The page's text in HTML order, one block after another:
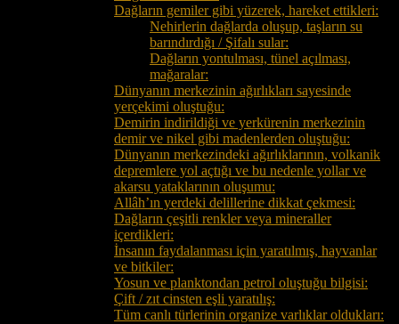
Dağların gemiler gibi yüzerek, hareket ettikleri:
Nehirlerin dağlarda oluşup, taşların su
barındırdığı / Şifalı sular:
Dağların yontulması, tünel açılması,
mağaralar:
Dünyanın merkezinin ağırlıkları sayesinde
yerçekimi oluştuğu:
Demirin indirildiği ve yerkürenin merkezinin
demir ve nikel gibi madenlerden oluştuğu:
Dünyanın merkezindeki ağırlıklarının, volkanik
depremlere yol açtığı ve bu nedenle yollar ve
akarsu yataklarının oluşumu:
Allâh’ın yerdeki delillerine dikkat çekmesi:
Dağların çeşitli renkler veya mineraller
içerdikleri:
İnsanın faydalanması için yaratılmış, hayvanlar
ve bitkiler:
Yosun ve planktondan petrol oluştuğu bilgisi:
Çift / zıt cinsten eşli yaratılış:
Tüm canlı türlerinin organize varlıklar oldukları: